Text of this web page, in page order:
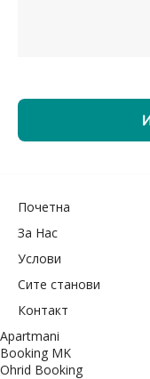
Почетна
За Нас
Услови
Сите станови
Контакт
Apartmani
Booking MK
Ohrid Booking